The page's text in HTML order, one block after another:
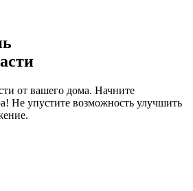
от вашего дома. Начните
Не упустите возможность улучшить